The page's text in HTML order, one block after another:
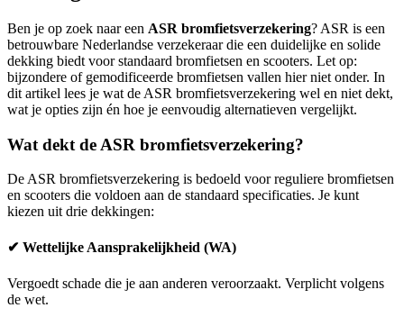
Ben je op zoek naar een ASR bromfietsverzekering? ASR is een
betrouwbare Nederlandse verzekeraar die een duidelijke en solide
dekking biedt voor standaard bromfietsen en scooters. Let op:
bijzondere of gemodificeerde bromfietsen vallen hier niet onder. In
dit artikel lees je wat de ASR bromfietsverzekering wel en niet dekt,
wat je opties zijn én hoe je eenvoudig alternatieven vergelijkt.
Wat dekt de ASR bromfietsverzekering?
De ASR bromfietsverzekering is bedoeld voor reguliere bromfietsen
en scooters die voldoen aan de standaard specificaties. Je kunt
kiezen uit drie dekkingen:
✔ Wettelijke Aansprakelijkheid (WA)
Vergoedt schade die je aan anderen veroorzaakt. Verplicht volgens
de wet.